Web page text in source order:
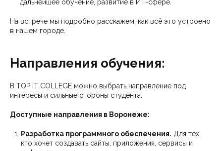
дальнейшее обучение, развитие в ИТ-сфере.
На встрече мы подробно расскажем, как всё это устроено
в нашем городе.
Направления обучения:
В TOP IT COLLEGE можно выбрать направление под
интересы и сильные стороны студента.
Доступные направления в Воронеже:
Разработка программного обеспечения. Для тех,
кто хочет создавать сайты, приложения, сервисы и